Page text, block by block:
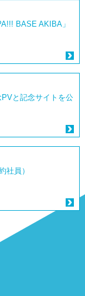
BASE AKIBA」
と記念サイトを公
社員）